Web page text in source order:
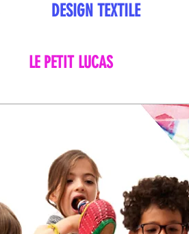
DESIGN TEXTILE
LE PETIT LUCAS